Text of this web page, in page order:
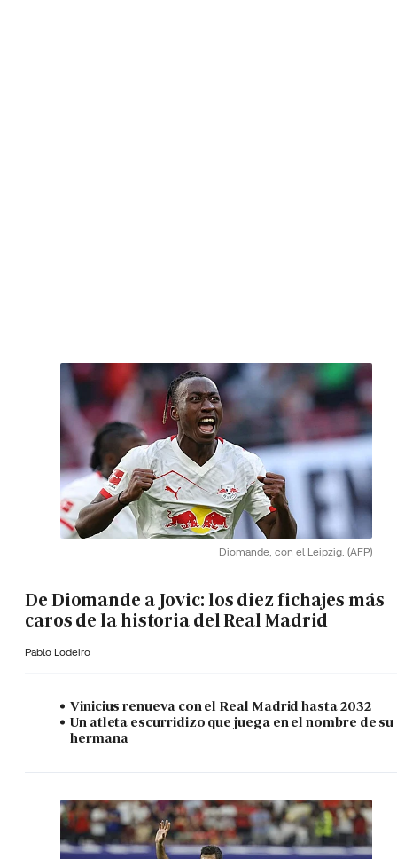
Diomande, con el Leipzig. (AFP)
De Diomande a Jovic: los diez fichajes más
caros de la historia del Real Madrid
Pablo Lodeiro
Vinicius renueva con el Real Madrid hasta 2032
Un atleta escurridizo que juega en el nombre de su
hermana